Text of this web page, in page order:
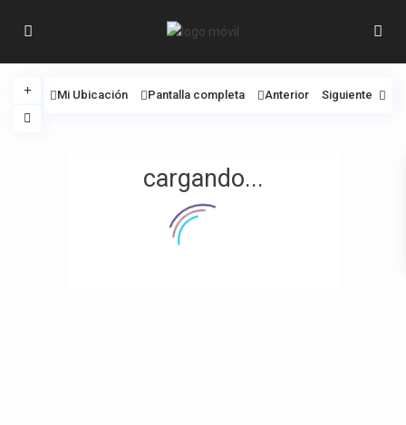
cargando...
Mi Ubicación Pantalla completa Anterior Siguiente